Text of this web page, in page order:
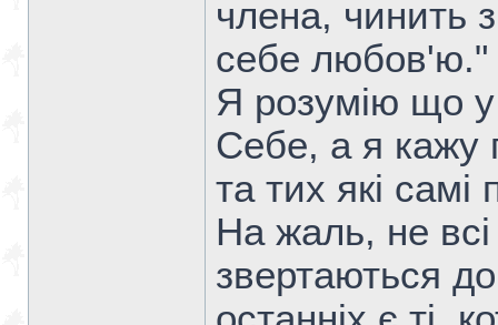
члена, чинить
себе
Я розумію що
Себе, а я кажу
та тих які
На жаль, не всі
звертаються